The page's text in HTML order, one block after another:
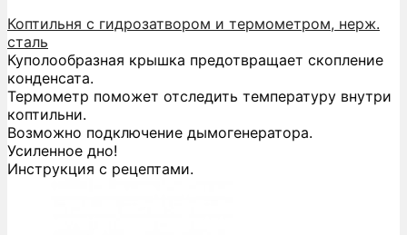
Коптильня с гидрозатвором и термометром, нерж.
сталь
Куполообразная крышка предотвращает скопление
конденсата.
Термометр поможет отследить температуру внутри
коптильни.
Возможно подключение дымогенератора.
Усиленное дно!
Инструкция с рецептами.